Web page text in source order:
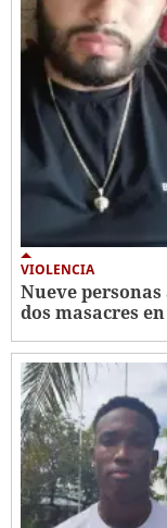
VIOLENCIA
Nueve
dos masacres